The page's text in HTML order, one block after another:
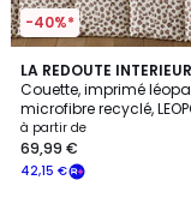
-40%*
LA REDOUTE
Couette, imprimé
microfibre recyclé,
à partir de
42,15 €
69,99 €
3,6
/ 5